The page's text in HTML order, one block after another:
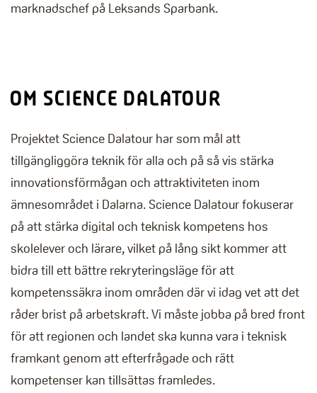
marknadschef på Leksands Sparbank.
OM SCIENCE DALATOUR
Projektet Science Dalatour har som mål att
tillgängliggöra teknik för alla och på så vis stärka
innovationsförmågan och attraktiviteten inom
ämnesområdet i Dalarna. Science Dalatour fokuserar
på att stärka digital och teknisk kompetens hos
skolelever och lärare, vilket på lång sikt kommer att
bidra till ett bättre rekryteringsläge för att
kompetenssäkra inom områden där vi idag vet att det
råder brist på arbetskraft. Vi måste jobba på bred front
för att regionen och landet ska kunna vara i teknisk
framkant genom att efterfrågade och rätt
kompetenser kan tillsättas framledes.